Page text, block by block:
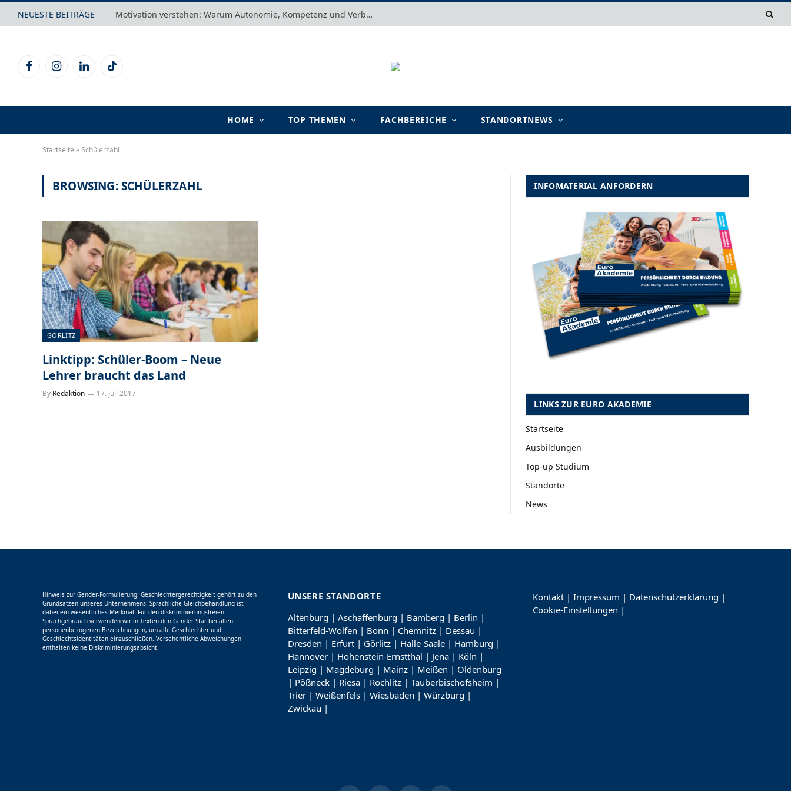
NEUESTE BEITRÄGE Motivation verstehen: Warum Autonomie, Kompetenz und Verbundenheit im Arbeits- und Lernalltag entscheidend sind
FacebookInstagramLinkedInTikTok
HOME TOP THEMEN FACHBEREICHE STANDORTNEWS
Startseite »Schülerzahl
BROWSING:SCHÜLERZAHL
GÖRLITZ
Linktipp: Schüler-Boom – Neue
Lehrer braucht das Land
By Redaktion 17. Juli 2017
INFOMATERIAL ANFORDERN
LINKS ZUR EURO AKADEMIE
Startseite
Ausbildungen
Top-up Studium
Standorte
News
Hinweis zur Gender-Formulierung: Geschlechtergerechtigkeit gehört zu den
Grundsätzen unseres Unternehmens. Sprachliche Gleichbehandlung ist
dabei ein wesentliches Merkmal. Für den diskriminierungsfreien
Sprachgebrauch verwenden wir in Texten den Gender Star bei allen
personenbezogenen Bezeichnungen, um alle Geschlechter und
Geschlechtsidentitäten einzuschließen. Versehentliche Abweichungen
enthalten keine Diskriminierungsabsicht.
UNSERE STANDORTE
Altenburg | Aschaffenburg | Bamberg | Berlin |
Bitterfeld-Wolfen | Bonn | Chemnitz| Dessau |
Dresden | Erfurt| Görlitz| Halle-Saale| Hamburg |
Hannover| Hohenstein-Ernstthal | Jena| Köln |
Leipzig | Magdeburg | Mainz| Meißen | Oldenburg
| Pößneck| Riesa| Rochlitz| Tauberbischofsheim |
Trier| Weißenfels| Wiesbaden | Würzburg |
Zwickau |
Kontakt |Impressum | Datenschutzerklärung |
Cookie-Einstellungen |